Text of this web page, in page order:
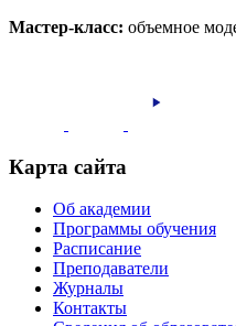
Мастер-класс: объемное
Карта сайта
Об академии
Программы обучения
Расписание
Преподаватели
Журналы
Контакты